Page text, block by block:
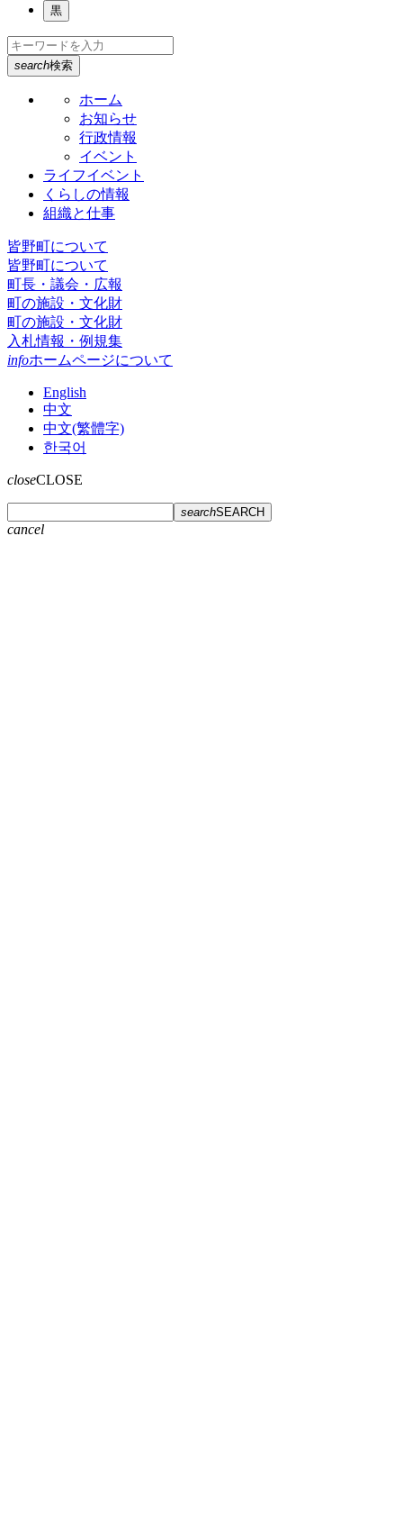
黒
search検索
ホーム
お知らせ
行政情報
イベント
ライフイベント
くらしの情報
組織と仕事
皆野町について
皆野町について
町長・議会・広報
町の施設・文化財
町の施設・文化財
入札情報・例規集
infoホームページについて
English
中文
中文(繁體字)
한국어
closeCLOSE
searchSEARCH
cancel